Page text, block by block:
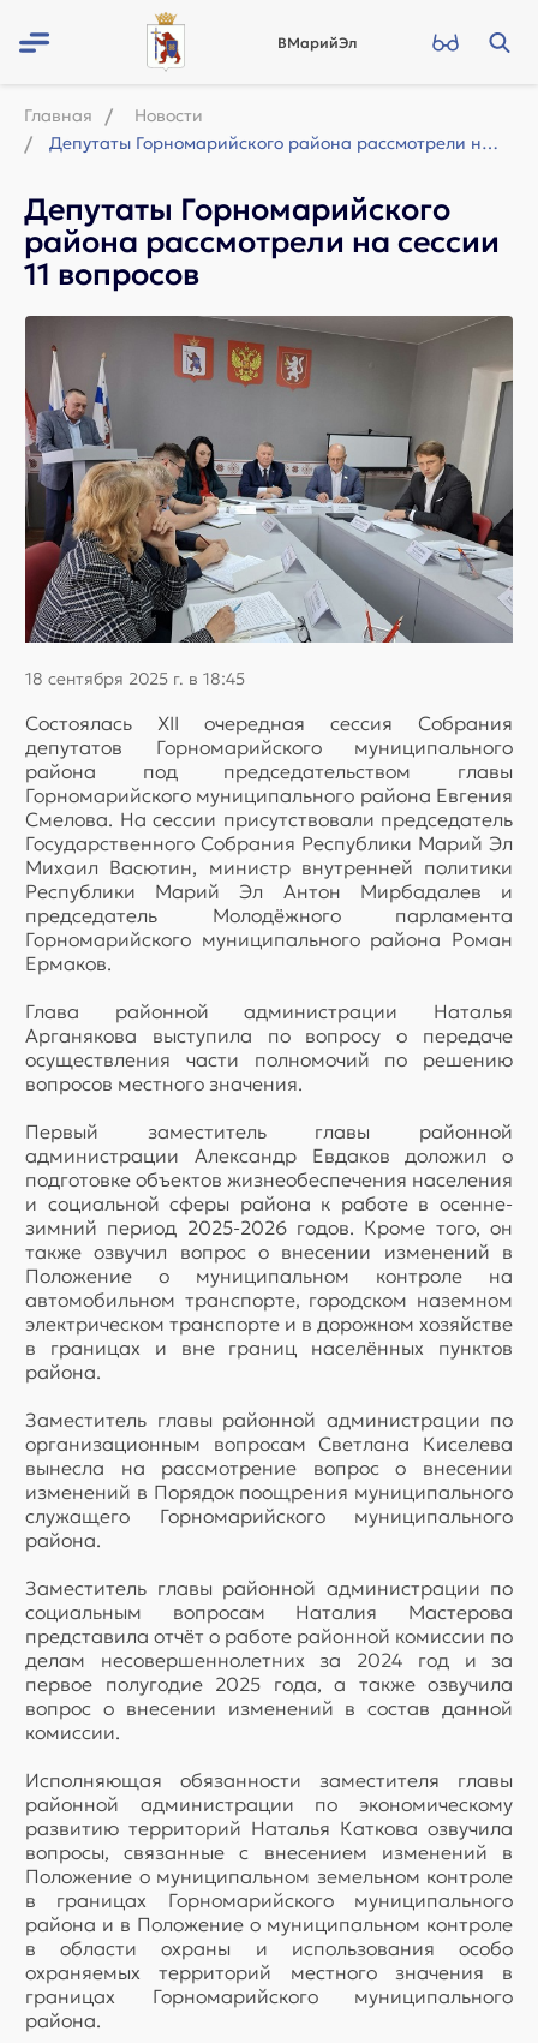
ВМарийЭл
Главная
Новости
Депутаты Горномарийского района рассмотрели на сессии 11 вопросов
Депутаты Горномарийского
района рассмотрели на сессии
11 вопросов
18 сентября 2025 г. в 18:45
Состоялась XII очередная сессия Собрания
депутатов Горномарийского муниципального
района под председательством главы
Горномарийского муниципального района Евгения
Смелова. На сессии присутствовали председатель
Государственного Собрания Республики Марий Эл
Михаил Васютин, министр внутренней политики
Республики Марий Эл Антон Мирбадалев и
председатель Молодёжного парламента
Горномарийского муниципального района Роман
Ермаков.
Глава районной администрации Наталья
Арганякова выступила по вопросу о передаче
осуществления части полномочий по решению
вопросов местного значения.
Первый заместитель главы районной
администрации Александр Евдаков доложил о
подготовке объектов жизнеобеспечения населения
и социальной сферы района к работе в осенне-
зимний период 2025-2026 годов. Кроме того, он
также озвучил вопрос о внесении изменений в
Положение о муниципальном контроле на
автомобильном транспорте, городском наземном
электрическом транспорте и в дорожном хозяйстве
в границах и вне границ населённых пунктов
района.
Заместитель главы районной администрации по
организационным вопросам Светлана Киселева
вынесла на рассмотрение вопрос о внесении
изменений в Порядок поощрения муниципального
служащего Горномарийского муниципального
района.
Заместитель главы районной администрации по
социальным вопросам Наталия Мастерова
представила отчёт о работе районной комиссии по
делам несовершеннолетних за 2024 год и за
первое полугодие 2025 года, а также озвучила
вопрос о внесении изменений в состав данной
комиссии.
Исполняющая обязанности заместителя главы
районной администрации по экономическому
развитию территорий Наталья Каткова озвучила
вопросы, связанные с внесением изменений в
Положение о муниципальном земельном контроле
в границах Горномарийского муниципального
района и в Положение о муниципальном контроле
в области охраны и использования особо
охраняемых территорий местного значения в
границах Горномарийского муниципального
района.